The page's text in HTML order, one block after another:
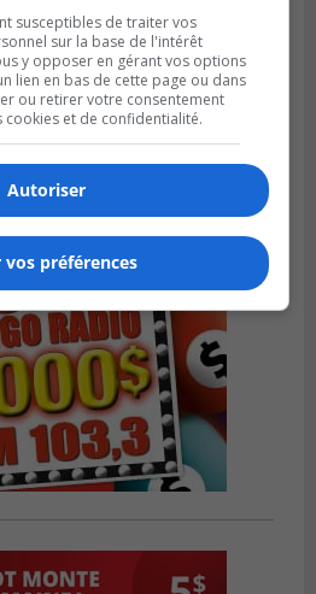
pour le PLQ
susceptibles de traiter vos
sur la base de l'intérêt
y opposer en gérant vos options
lien en bas de cette page ou dans
ou retirer votre consentement
et de confidentialité.
Autoriser
vos préférences